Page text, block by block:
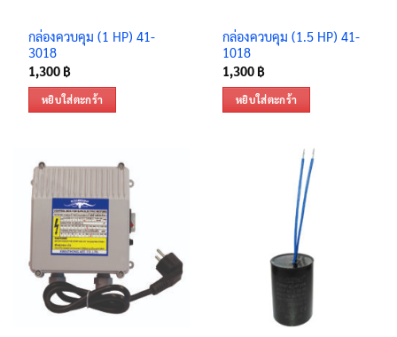
กล่องควบคุม (1 HP) 41-
3018
1,300 ฿
หยิบใส่ตะกร้า
กล่องควบคุม (1.5 HP) 41-
1018
1,300 ฿
หยิบใส่ตะกร้า